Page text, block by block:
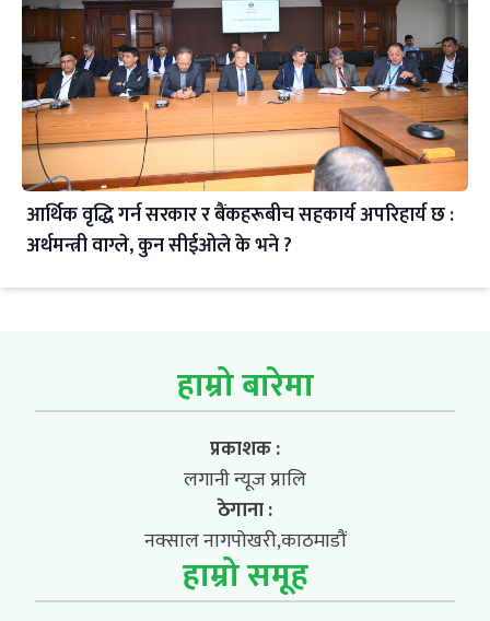
आर्थिक वृद्धि गर्न सरकार र बैंकहरूबीच सहकार्य अपरिहार्य छ :
अर्थमन्त्री वाग्ले, कुन सीईओले के भने ?
हाम्रो बारेमा
प्रकाशक :
लगानी न्यूज प्रालि
ठेगाना :
नक्साल नागपोखरी,काठमाडौं
हाम्रो समूह